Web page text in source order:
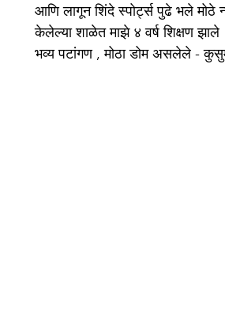
आणि लागून शिंदे स्पोर्ट्स पुढे भले
केलेल्या शाळेत माझे ४ वर्ष शिक्षण झाले
भव्य पटांगण , मोठा डोम असलेले -